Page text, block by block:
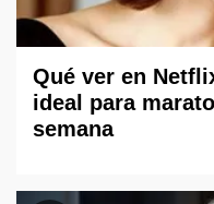
Qué ver en
ideal para
semana